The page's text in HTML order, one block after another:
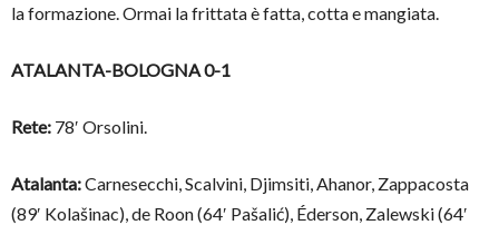
la formazione. Ormai la frittata è fatta, cotta e mangiata.
ATALANTA-BOLOGNA 0-1
Rete: 78′ Orsolini.
Atalanta:Carnesecchi, Scalvini, Djimsiti, Ahanor, Zappacosta
(89′ Kolašinac), de Roon (64′ Pašalić), Éderson, Zalewski (64′